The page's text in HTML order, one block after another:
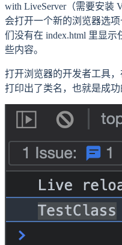
with LiveServer（需要安装
会打开一个新的浏览器选
们没有在 index.html 里显
些内容。
打开浏览器的开发者工具
打印出了类名，也就是成